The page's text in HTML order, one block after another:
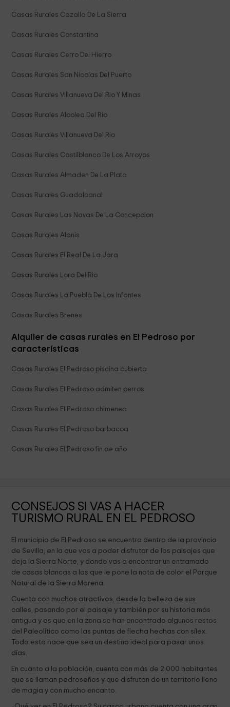
Casas Rurales Cazalla De La Sierra
Casas Rurales Constantina
Casas Rurales Cerro Del Hierro
Casas Rurales San Nicolas Del Puerto
Casas Rurales Villanueva Del Rio Y Minas
Casas Rurales Alcolea Del Rio
Casas Rurales Villanueva Del Rio
Casas Rurales Castilblanco De Los Arroyos
Casas Rurales Almaden De La Plata
Casas Rurales Guadalcanal
Casas Rurales Las Navas De La Concepcion
Casas Rurales Alanis
Casas Rurales El Real De La Jara
Casas Rurales Lora Del Rio
Casas Rurales La Puebla De Los Infantes
Casas Rurales Brenes
Alquiler de casas rurales en El Pedroso por
características
Casas Rurales El Pedroso piscina cubierta
Casas Rurales El Pedroso admiten perros
Casas Rurales El Pedroso chimenea
Casas Rurales El Pedroso barbacoa
Casas Rurales El Pedroso fin de año
CONSEJOS SI VAS A HACER
TURISMO RURAL EN EL PEDROSO
El municipio de El Pedroso se encuentra dentro de la provincia
de Sevilla, en la que vas a poder disfrutar de los paisajes que
deja la Sierra Norte, y donde vas a encontrar un entramado
de casas blancas a los que le pone la nota de color el Parque
Natural de la Sierra Morena.
Cuenta con muchos atractivos, desde la belleza de sus
calles, pasando por el paisaje y también por su historia más
antigua y es que en la zona se han encontrado algunos restos
del Paleolítico como las puntas de flecha hechas con sílex.
Todo esto hace que sea un destino ideal para pasar unos
días.
En cuanto a la población, cuenta con más de 2.000 habitantes
que se llaman pedroseños y que disfrutan de un territorio lleno
de magia y con mucho encanto.